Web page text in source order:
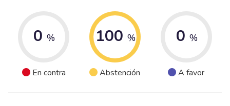
0 %
En contra
100 %
Abstención
0 %
A favor